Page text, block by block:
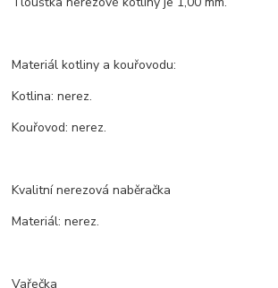
Materiál kotliny a kouřovodu:
Kotlina: nerez.
Kouřovod: nerez.
Kvalitní nerezová naběračka
Materiál: nerez.
Vařečka